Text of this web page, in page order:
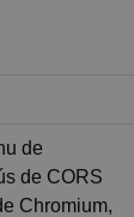
de
de CORS
Chromium,